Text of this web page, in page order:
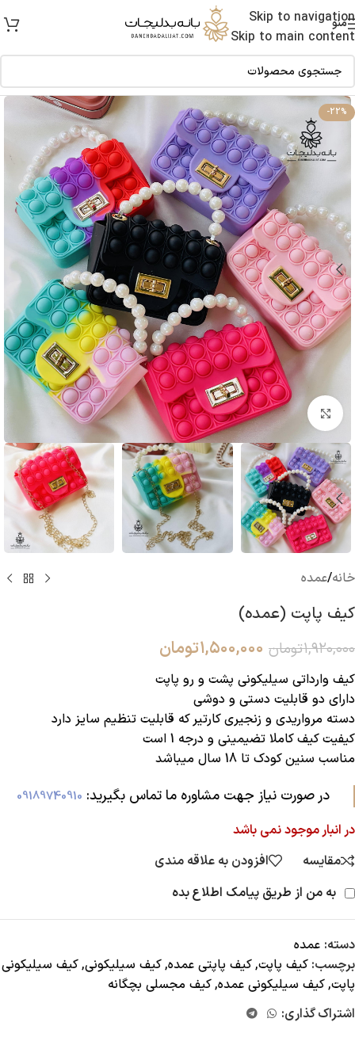
Skip to navigation
Skip to main content
منو
-22%
بزرگنمایی تصویر
خانه/عمده
کیف پاپت (عمده)
۱,۹۲۰,۰۰۰تومان ۱,۵۰۰,۰۰۰تومان
کیف وارداتی سیلیکونی پشت و رو پاپت
دارای دو قابلیت دستی و دوشی
دسته مرواریدی و زنجیری کارتیر که قابلیت تنظیم سایز دارد
کیفیت کیف کاملا تضیمینی و درجه 1 است
مناسب سنین کودک تا 18 سال میباشد
در صورت نیاز جهت مشاوره ما تماس بگیرید:‌ 09189740910
در انبار موجود نمی باشد
مقایسه
افزودن به علاقه مندی
به من از طریق پیامک اطلاع بده
دسته: عمده
برچسب: کیف پاپت,کیف پاپتی عمده,کیف سیلیکونی,کیف سیلیکونی
پاپت,کیف سیلیکونی عمده,کیف مجسلی بچگانه
اشتراک گذاری: